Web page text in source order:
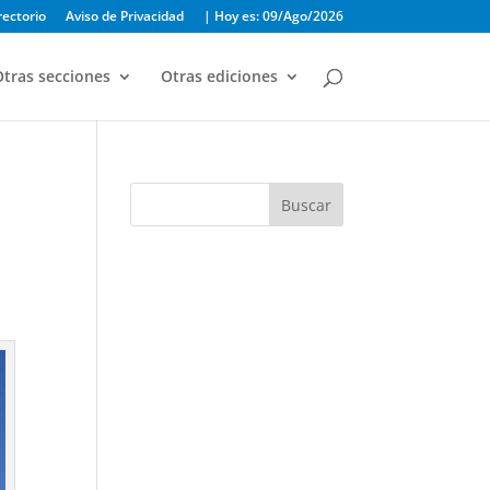
Aviso de Privacidad | Hoy es: 09/Ago/2026
secciones Otras ediciones
Buscar